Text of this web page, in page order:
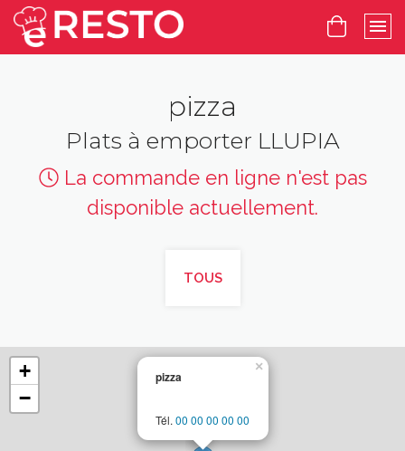
pizza
Plats à emporter LLUPIA
La commande en ligne n'est pas
disponible actuellement.
TOUS
pizza
Tél. 00 00 00 00 00
×
+
−